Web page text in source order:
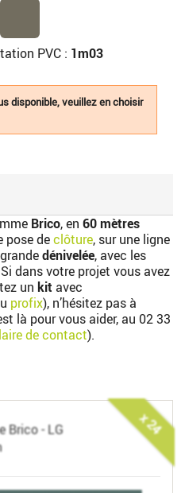
PVC : 1m03
disponible, veuillez en choisir
Brico, en 60 mètres
pose declôture, sur une ligne
dénivelée, avec les
dans votre projet vous avez
un kit avec
profix), n’hésitez pas à
là pour vous aider, au 02 33
de contact).
x 24
Brico - LG